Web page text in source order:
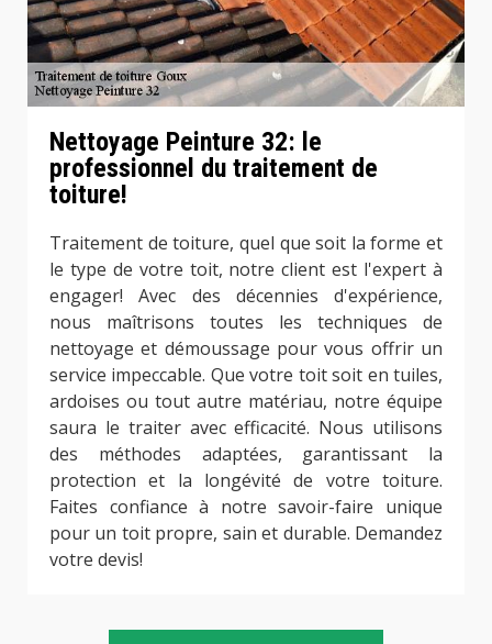
Nettoyage Peinture 32: le
professionnel du traitement de
toiture!
Traitement de toiture, quel que soit la forme et
le type de votre toit, notre client est l'expert à
engager! Avec des décennies d'expérience,
nous maîtrisons toutes les techniques de
nettoyage et démoussage pour vous offrir un
service impeccable. Que votre toit soit en tuiles,
ardoises ou tout autre matériau, notre équipe
saura le traiter avec efficacité. Nous utilisons
des méthodes adaptées, garantissant la
protection et la longévité de votre toiture.
Faites confiance à notre savoir-faire unique
pour un toit propre, sain et durable. Demandez
votre devis!